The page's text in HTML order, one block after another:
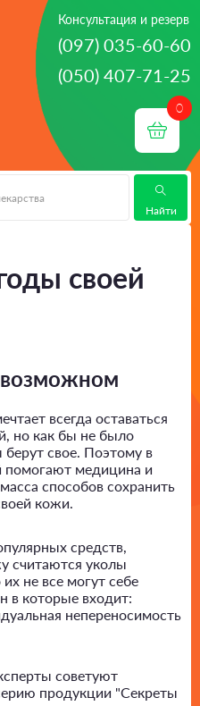
Консультация и резерв
(097) 035-60-60
(050) 407-71-25
Найти
своей
всегда оставаться
но как бы не было
свое. Поэтому в
помогают медицина и
способов сохранить
кожи.
средств,
считаются уколы
не все могут себе
в которые входит:
непереносимость
советуют
продукции "Секреты